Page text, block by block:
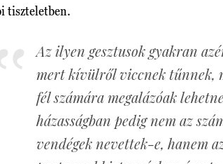
tiszteletben.
Az ilyen gesztusok gyakran
mert kívülről viccnek tűnnek,
fél számára megalázóak
házasságban pedig nem az
vendégek nevettek-e, hanem